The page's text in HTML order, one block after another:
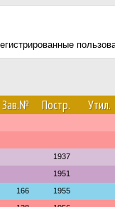
Зав.№ Постр. Утил.
1937
1951
166 1955